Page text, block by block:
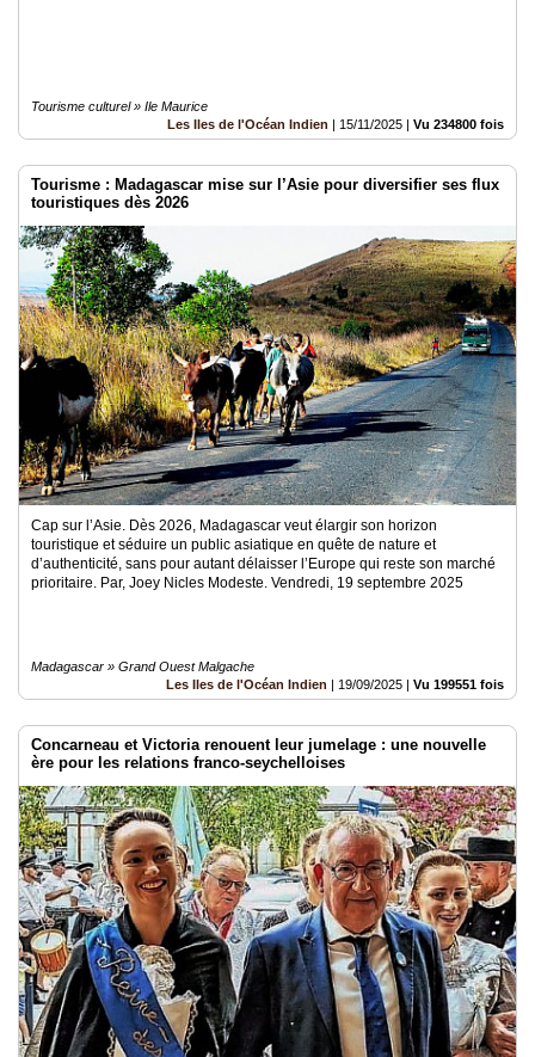
Tourisme culturel » Ile Maurice
Les Iles de l'Océan Indien | 15/11/2025 | Vu 234800 fois
Tourisme : Madagascar mise sur l’Asie pour diversifier ses flux
touristiques dès 2026
Cap sur l’Asie. Dès 2026, Madagascar veut élargir son horizon
touristique et séduire un public asiatique en quête de nature et
d’authenticité, sans pour autant délaisser l’Europe qui reste son marché
prioritaire. Par, Joey Nicles Modeste. Vendredi, 19 septembre 2025
Madagascar » Grand Ouest Malgache
Les Iles de l'Océan Indien | 19/09/2025 | Vu 199551 fois
Concarneau et Victoria renouent leur jumelage : une nouvelle
ère pour les relations franco-seychelloises